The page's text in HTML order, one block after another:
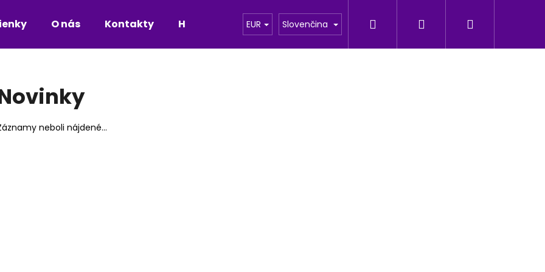
O nás Kontakty Hodnotenie obchodu Fotogaleria
EUR Slovenčina Hľadať Prihlásenie
neboli nájdené...